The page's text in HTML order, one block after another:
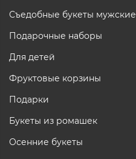
Съедобные букеты мужские
Подарочные наборы
Для детей
Фруктовые корзины
Подарки
Букеты из ромашек
Осенние букеты